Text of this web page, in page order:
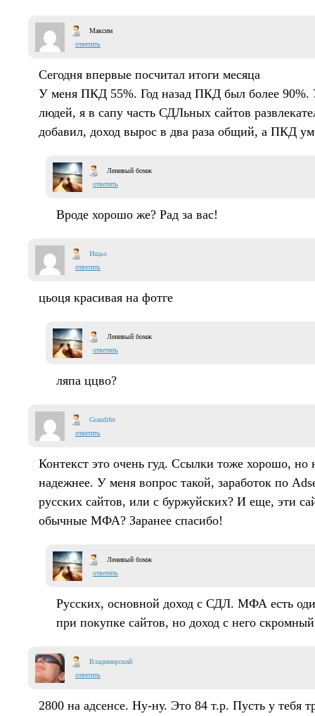
Максим
ответить
Сегодня впервые посчитал итоги месяца
У меня ПКД 55%. Год назад ПКД был более 90%.
людей, я в сапу часть СДЛьных сайтов
добавил, доход вырос в два раза общий, а ПКД
Ленивый бомж
ответить
Вроде хорошо же? Рад за вас!
Ищьо
ответить
цьоця красивая на фотге
Ленивый бомж
ответить
ляпа ццво?
Grandifer
ответить
Контекст это очень гуд. Ссылки тоже хорошо, но
надежнее. У меня вопрос такой, заработок по
русских сайтов, или с буржуйских? И еще, эти
обычные МФА? Заранее спасибо!
Ленивый бомж
ответить
Русских, основной доход с СДЛ. МФА есть
при покупке сайтов, но доход с него
Владимирский
ответить
2800 на адсенсе. Ну-ну. Это 84 т.р. Пусть у тебя